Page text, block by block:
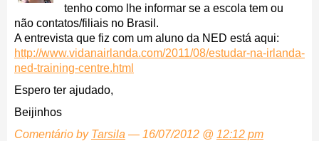
tenho como lhe informar se a escola tem ou
não contatos/filiais no Brasil.
A entrevista que fiz com um aluno da NED está aqui:
http://www.vidanairlanda.com/2011/08/estudar-na-irlanda-
ned-training-centre.html
Espero ter ajudado,
Beijinhos
Comentário by Tarsila — 16/07/2012 @ 12:12 pm